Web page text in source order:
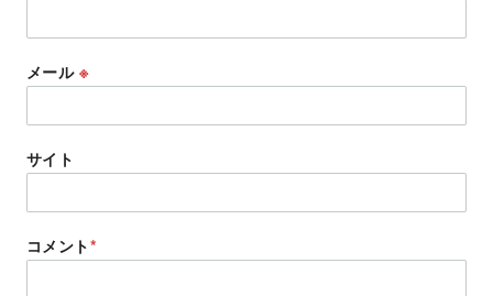
メール ※
サイト
コメント*